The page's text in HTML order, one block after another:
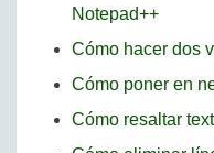
Notepad++
Cómo hacer dos
Cómo poner en
Cómo resaltar